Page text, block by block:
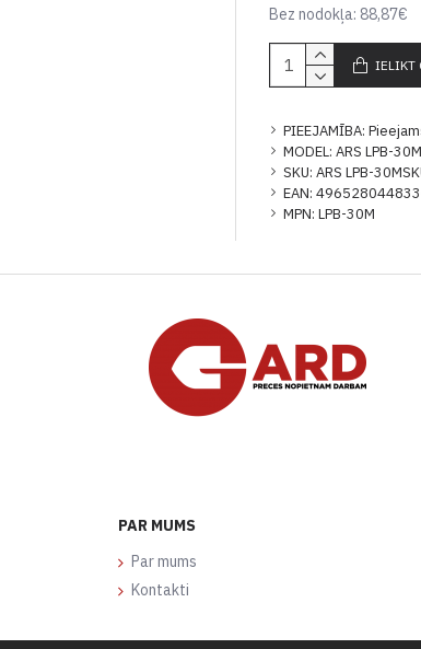
PIEEJAMĪBA:
MODEL: ARS LPB-30M
SKU: ARS LPB-
EAN:
MPN: LPB-30M
Bez nodokļa: 88,87€
IELIKT
PAR MUMS
Par mums
Kontakti